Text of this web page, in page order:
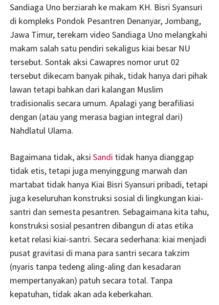
Sandiaga Uno berziarah ke makam KH. Bisri Syansuri
di kompleks Pondok Pesantren Denanyar, Jombang,
Jawa Timur, terekam video Sandiaga Uno melangkahi
makam salah satu pendiri sekaligus kiai besar NU
tersebut. Sontak aksi Cawapres nomor urut 02
tersebut dikecam banyak pihak, tidak hanya dari pihak
lawan tetapi bahkan dari kalangan Muslim
tradisionalis secara umum. Apalagi yang berafiliasi
dengan (atau yang merasa bagian integral dari)
Nahdlatul Ulama.
Bagaimana tidak, aksi Sandi tidak hanya dianggap
tidak etis, tetapi juga menyinggung marwah dan
martabat tidak hanya Kiai Bisri Syansuri pribadi, tetapi
juga keseluruhan konstruksi sosial di lingkungan kiai-
santri dan semesta pesantren. Sebagaimana kita tahu,
konstruksi sosial pesantren dibangun di atas etika
ketat relasi kiai-santri. Secara sederhana: kiai menjadi
pusat gravitasi di mana para santri secara takzim
(nyaris tanpa tedeng aling-aling dan kesadaran
mempertanyakan) patuh secara total. Tanpa
kepatuhan, tidak akan ada keberkahan.